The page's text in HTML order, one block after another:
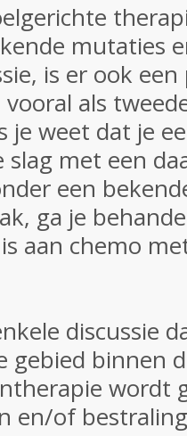
mutaties
is er ook
als
je weet dat je
slag met een
een
ga je
aan chemo
discussie
gebied binnen
wordt
en/of